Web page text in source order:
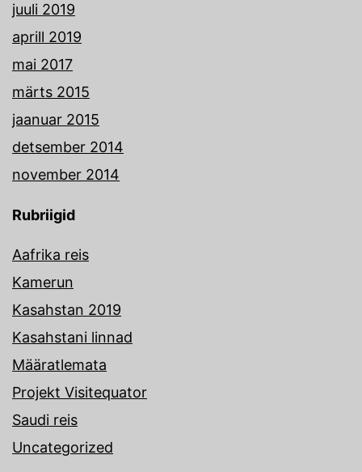
juuli 2019
aprill 2019
mai 2017
märts 2015
jaanuar 2015
detsember 2014
november 2014
Rubriigid
Aafrika reis
Kamerun
Kasahstan 2019
Kasahstani linnad
Määratlemata
Projekt Visitequator
Saudi reis
Uncategorized